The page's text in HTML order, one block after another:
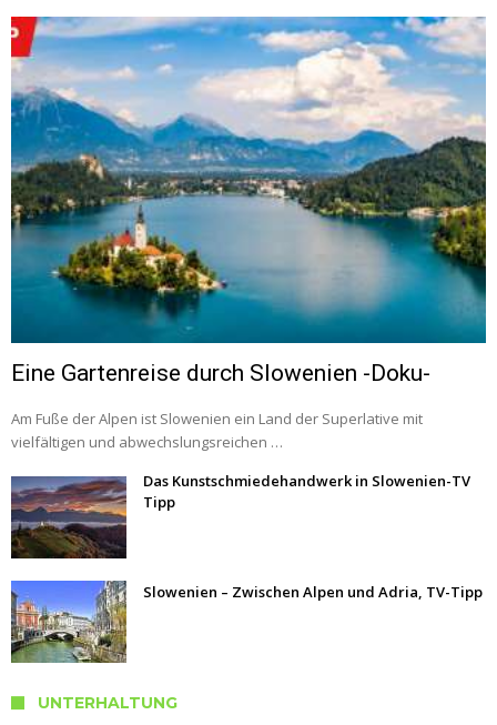
Eine Gartenreise durch Slowenien -Doku-
Am Fuße der Alpen ist Slowenien ein Land der Superlative mit
vielfältigen und abwechslungsreichen …
Das Kunstschmiedehandwerk in Slowenien-TV
Tipp
Slowenien – Zwischen Alpen und Adria, TV-Tipp
UNTERHALTUNG